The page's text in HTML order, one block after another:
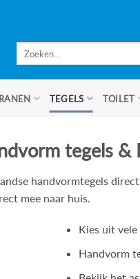
TEGELS TOILET
tegels
handvormtegels
mee naar huis.
Kies uit
Handvorm